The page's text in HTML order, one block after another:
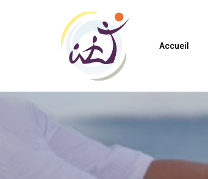
Accueil